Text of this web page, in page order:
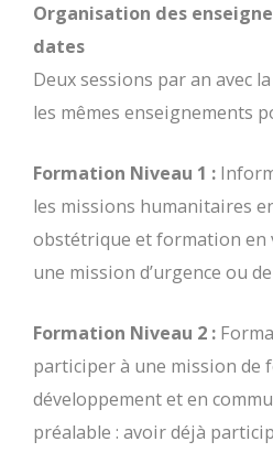
Organisation des
dates
Deux sessions par an avec
les mêmes enseignements
Formation Niveau 1 :
les missions humanitaires
obstétrique et formation en
une mission d’urgence ou
Formation Niveau 2 :
participer à une mission de
développement et en
préalable : avoir déjà